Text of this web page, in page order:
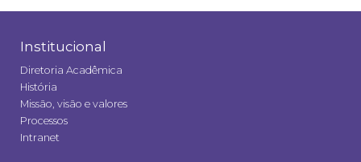
Institucional
Diretoria Acadêmica
História
Missão, visão e valores
Processos
Intranet